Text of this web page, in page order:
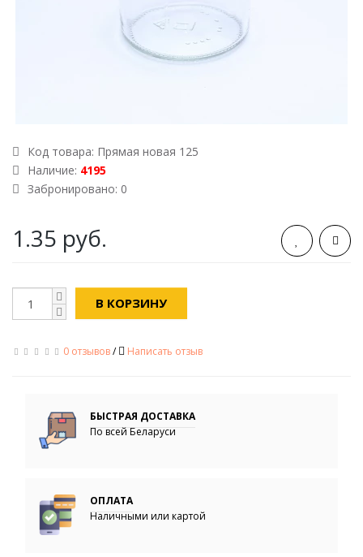
Код товара: Прямая новая 125
Наличие: 4195
Забронировано: 0
1.35 руб.
В КОРЗИНУ
0 отзывов/ Написать отзыв
БЫСТРАЯ ДОСТАВКА
По всей Беларуси
ОПЛАТА
Наличными или картой